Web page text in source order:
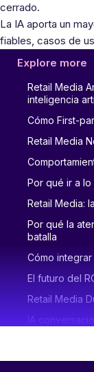
cerrado.
La IA aporta un
fiables, casos de
Explore more
Retail Media
inteligencia
Cómo First-
Retail Media
Por qué ir a
Retail Media:
Por qué la
batalla
Cómo
El futuro del
Retail Media
IA
Cómo